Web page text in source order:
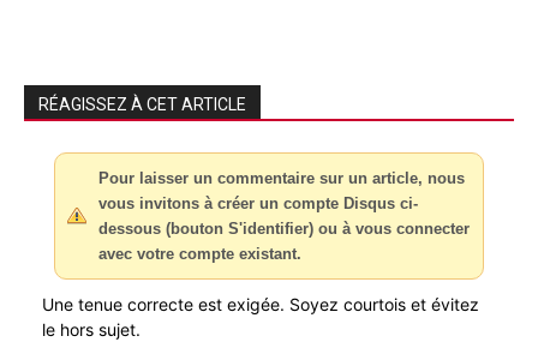
RÉAGISSEZ À CET ARTICLE
Pour laisser un commentaire sur un article, nous
vous invitons à créer un compte Disqus ci-
dessous (bouton S'identifier) ou à vous connecter
avec votre compte existant.
Une tenue correcte est exigée. Soyez courtois et évitez
le hors sujet.